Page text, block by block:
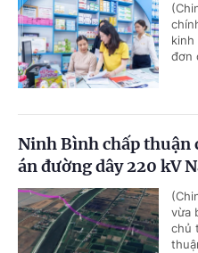
kinh
đơn
Ninh Bình chấp thuận
án đường dây 220 kV
vừa
chủ